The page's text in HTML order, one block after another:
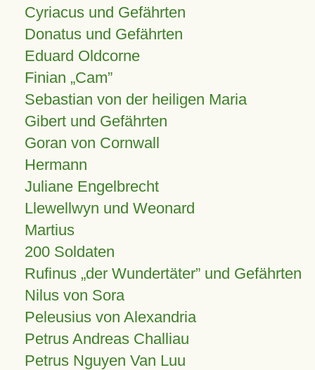
Cyriacus und Gefährten
Donatus und Gefährten
Eduard Oldcorne
Finian Cam
Sebastian von der heiligen Maria
Gibert und Gefährten
Goran von Cornwall
Hermann
Juliane Engelbrecht
Llewellwyn und Weonard
Martius
200 Soldaten
Rufinus „der Wundertäter” und Gefährten
Nilus von Sora
Peleusius von Alexandria
Petrus Andreas Challiau
Petrus Nguyen Van Luu